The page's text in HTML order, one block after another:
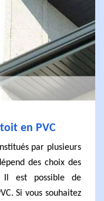
en PVC
par plusieurs
des choix des
Il est possible de
Si vous souhaitez